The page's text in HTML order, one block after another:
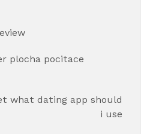
plocha pocitace
what dating app should
i use